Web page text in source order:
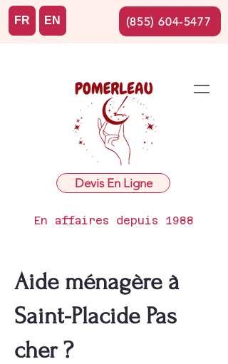
Devis En Ligne
En affaires depuis 1988
FR EN (855) 604-5477
Aide ménagère à
Saint-Placide Pas
cher ?